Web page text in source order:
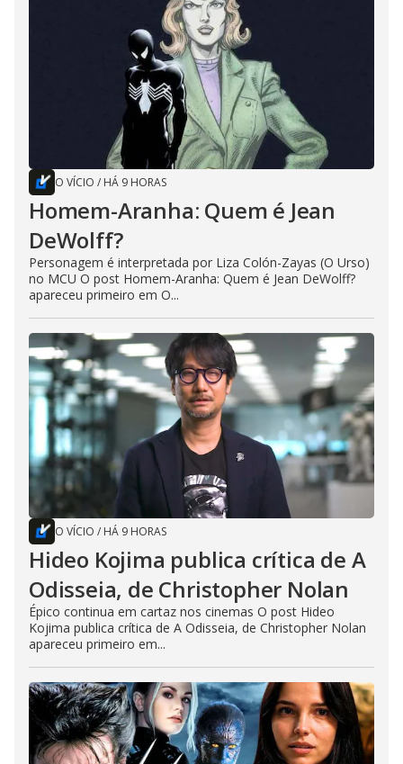
O VÍCIO / HÁ 9 HORAS
Homem-Aranha: Quem é Jean
DeWolff?
Personagem é interpretada por Liza Colón-Zayas (O Urso)
no MCU O post Homem-Aranha: Quem é Jean DeWolff?
apareceu primeiro em O...
O VÍCIO / HÁ 9 HORAS
Hideo Kojima publica crítica de A
Odisseia, de Christopher Nolan
Épico continua em cartaz nos cinemas O post Hideo
Kojima publica crítica de A Odisseia, de Christopher Nolan
apareceu primeiro em...